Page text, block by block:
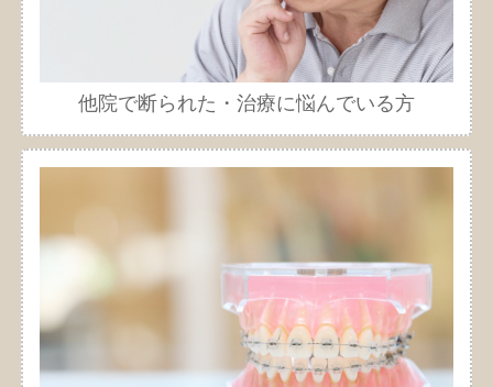
他院で断られた・治療に悩んでいる方